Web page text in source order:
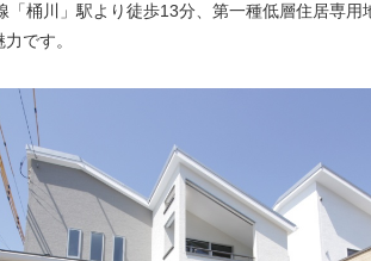
「桶川」駅より徒歩13分、第一種低層住居専
です。